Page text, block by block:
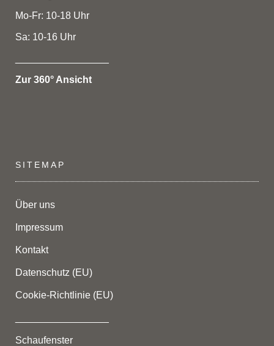
Mo-Fr: 10-18 Uhr
Sa: 10-16 Uhr
Zur 360° Ansicht
SITEMAP
Über uns
Impressum
Kontakt
Datenschutz (EU)
Cookie-Richtlinie (EU)
Schaufenster